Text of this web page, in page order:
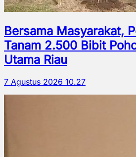
Bersama Masyarakat,
Tanam 2.500 Bibit
Utama Riau
7 Agustus 2026 10.27